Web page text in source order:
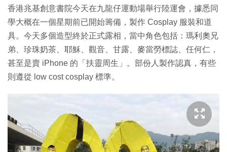
香港兆基創意書院今天在九龍仔運動場舉行陸運會，據悉同
學大概在一個星期前已開始籌備，製作 Cosplay 服裝和道
具。今天多個造型終於正式露相，當中角色包括：瑪利奧兄
弟、珍珠奶茶、耶穌、觀音、甘露、麥當勞標誌、任何仁，
甚至是賣 iPhone 的「扶靈周生」。部份人製作認真，有些
則遵從 low cost cosplay 標準。